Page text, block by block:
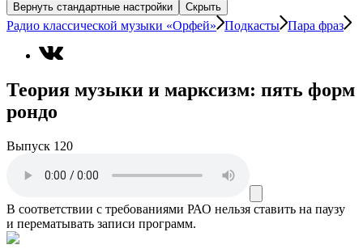
Вернуть стандартные настройки
Скрыть
Радио классической музыки «Орфей» Подкасты Пара фраз
Теория музыки и марксизм: пять форм
рондо
Выпуск 120
В соответствии с требованиями РАО нельзя ставить на паузу
и перематывать записи программ.